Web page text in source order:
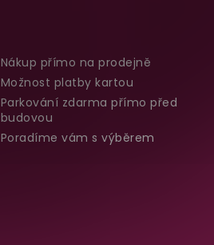
Nákup přímo na prodejně
Možnost platby kartou
Parkování zdarma přímo před
budovou
Poradíme vám s výběrem